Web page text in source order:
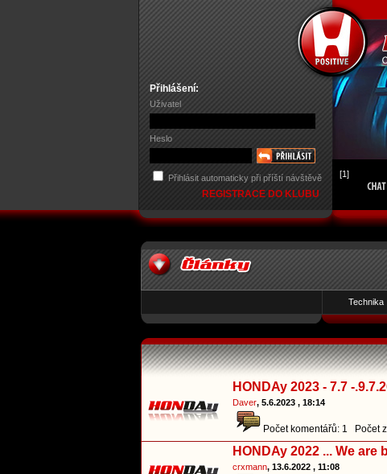
Přihlášení:
Uživatel
Heslo
Přihlásit automaticky při příští návštěvě
REGISTRACE DO KLUBU
[1]
Technika
HONDAy 2023 - 7.7 -
Daver, 5.6.2023 , 18:14
Počet komentářů: 1 Počet
HONDAy 2022 ... We are
crxmann, 13.6.2022 , 11:08